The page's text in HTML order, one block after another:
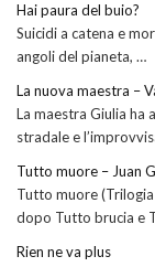
Hai paura del buio?
Suicidi a catena e
angoli del pianeta, …
La nuova maestra –
La maestra Giulia ha
stradale e
Tutto muore – Juan
Tutto muore (Trilogia
dopo Tutto brucia e
Rien ne va plus